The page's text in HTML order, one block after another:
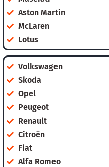
Aston Martin
McLaren
Lotus
Volkswagen
Skoda
Opel
Peugeot
Renault
Citroën
Fiat
Alfa Romeo